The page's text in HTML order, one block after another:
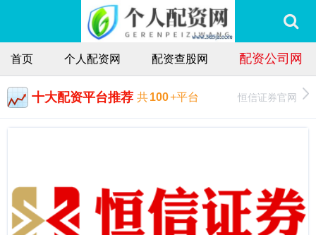
首页 个人配资网 配资查股网 配资公司网
十大配资平台推荐 共100+平台 恒信证券官网